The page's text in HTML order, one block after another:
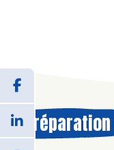
Préparation